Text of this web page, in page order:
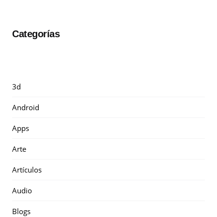
Categorías
3d
Android
Apps
Arte
Artículos
Audio
Blogs